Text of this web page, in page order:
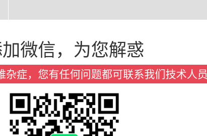
微信，为您解惑
杂症，您有任何问题都可联系我们技术人员